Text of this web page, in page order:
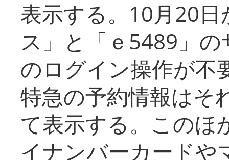
表示する。10月20
ス」と「ｅ5489」
のログイン操作が不
特急の予約情報はそ
て表示する。このほ
イナンバーカードや